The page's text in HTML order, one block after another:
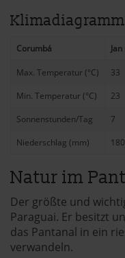
Klimadiagramm
Corumbá Jan
Max. Temperatur (°C) 33
Min. Temperatur (°C)
23
Sonnenstunden/Tag
7
Niederschlag (mm)
180
Natur im
Der größte und
Paraguai. Er besitzt
das Pantanal in ein
verwandeln.